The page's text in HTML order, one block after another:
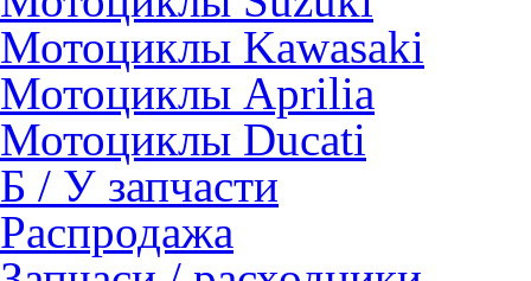
Мотоциклы Kawasaki
Мотоциклы Aprilia
Мотоциклы Ducati
Б / У запчасти
Распродажа